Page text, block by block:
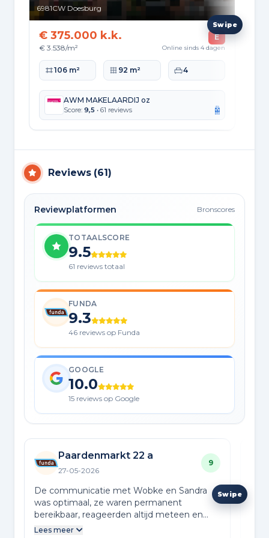
6981CW Doesburg
€ 375.000 k.k.
€ 3.538/m²
E
Online sinds 4 dagen
Woonoppervlakte
106 m² Perceeloppervlakte
92 m² Slaapkamers
4
AWM MAKELAARDIJ oz
Score: 9,5 • 61 reviews
Reviews (61 )
Reviewplatformen Bronscores
TOTAALSCORE
9.5
61 reviews totaal
FUNDA
9.3
46 reviews op Funda
GOOGLE
10.0
15 reviews op Google
Paardenmarkt 22 a
27-05-2026
9
De communicatie met Wobke en Sandra
was optimaal, ze waren permanent
bereikbaar, reageerden altijd meteen en
hielden ons voortdurend van het hele
Lees meer